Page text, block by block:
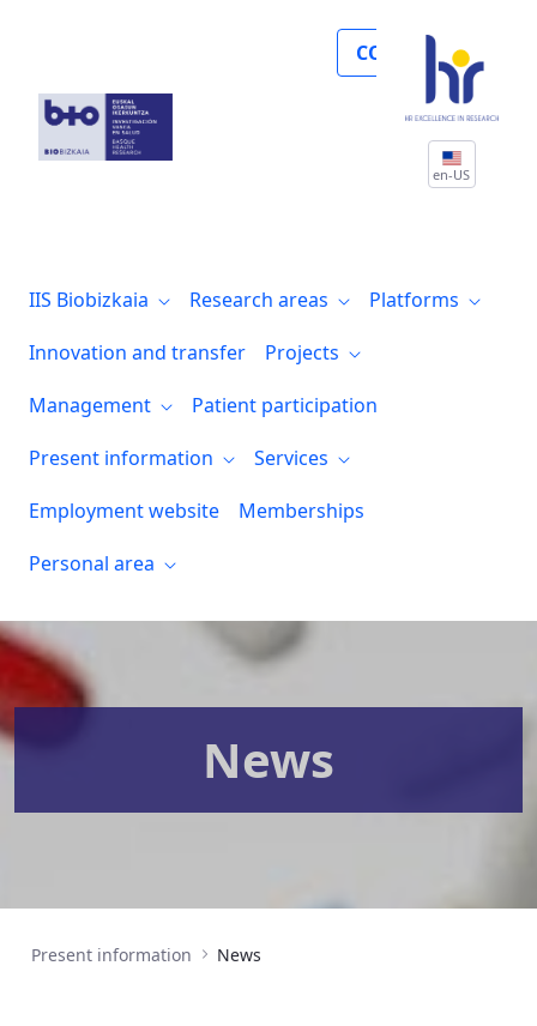
COLLABORATE
en-US
IIS Biobizkaia Research areas
Platforms
Innovation and transfer
Projects
Management
Patient participation
Present information
Services
Employment website
Memberships
Personal area
News
Present information News